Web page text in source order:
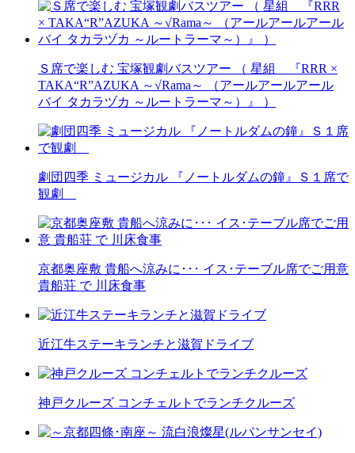
Ｓ席で楽しむ 宝塚観劇バスツアー （ 星組 『RRR ×
TAKA“R”AZUKA ～√Rama～ （アールアールアール
バイ タカラヅカ ～ルートラーマ～）』 ）
劇団四季 ミュージカル 『ノートルダムの鐘』Ｓ１席で
観劇
京都奥座敷 貴船へ涼みに･･･ イス･テーブル席でご用意
貴船荘 で 川床食事
近江牛ステーキランチと滋賀ドライブ
神戸クルーズ コンチェルトでランチクルーズ